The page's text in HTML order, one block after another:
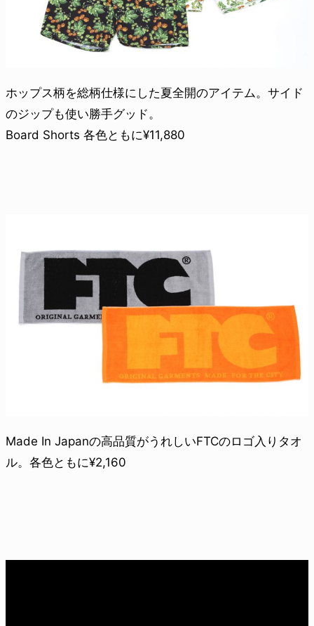
ホップス柄を総柄仕様にした夏全開のアイテム。サイド
のジップも使い勝手グッド。
Board Shorts 各色ともに¥11,880
Made In Japanの高品質がうれしいFTCのロゴ入りタオ
ル。各色ともに¥2,160